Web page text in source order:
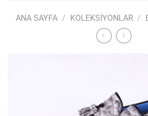
ANA SAYFA / KOLEKSIYONLAR /